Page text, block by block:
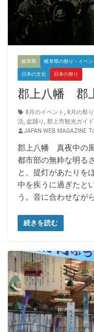
岐阜県 岐阜県の祭り・イベン
日本の文化 日本の祭り
郡上八幡 郡
8月のイベント 8月の祭り
活 盆踊り
郡上市観光ガイド
JAPAN WEB MAGAZINE
郡上八幡 真夜中の
都市部の無粋な明る
と、提灯があたりを
中を疾うに過ぎたと
う。音に合わせなが
続きを読む